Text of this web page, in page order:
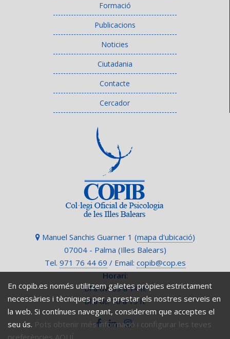
Formació
Publicacions
Noticies
Ciutadania
Contacte
Cercador
Manuel Sanchis Guarner 1 (mapa d'ubicació)
07004 - Palma (Illes Balears)
Tel. 971 76 44 69 / Email: copib@cop.es
Horari:
Dl a dv: 09 a 14 h.
Dl a dc: 16 a 19 h.
En copib.es només utilitzem galetes pròpies estrictament
necessàries i tècniques per a prestar els nostres serveis en
la web. Si contínues navegant, considerem que acceptes el
seu ús. Pots obtenir més informació i configurar les teves
preferències AQUÍ.